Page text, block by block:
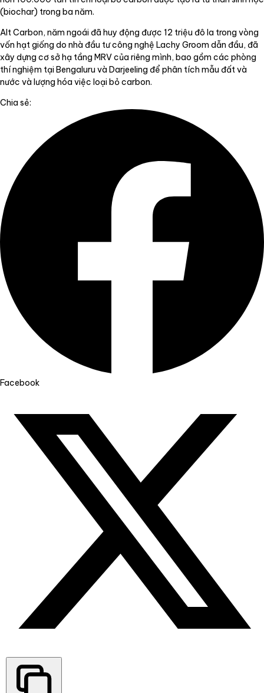
(biochar) trong ba năm.
Alt Carbon, năm ngoái đã huy động được 12 triệu đô la trong vòng
vốn hạt giống do nhà đầu tư công nghệ Lachy Groom dẫn đầu, đã
xây dựng cơ sở hạ tầng MRV của riêng mình, bao gồm các phòng
thí nghiệm tại Bengaluru và Darjeeling để phân tích mẫu đất và
nước và lượng hóa việc loại bỏ carbon.
Chia sẻ:
Facebook